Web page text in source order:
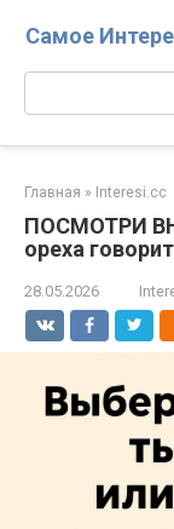
Самое
Поиск:
Главная » Interesi.cc
ПОСМОТРИ
ореха
28.05.2026